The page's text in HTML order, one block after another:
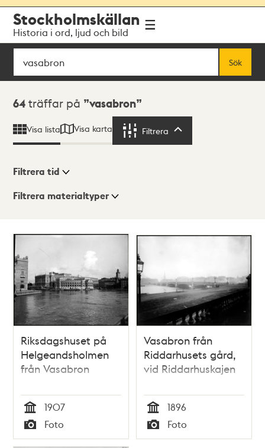
navigationen
huvudinnehållet
Stockholmskällan
Historia i ord, ljud och bild
Sök
Sök
Sökresultat
64 träffar på vasabron
Visa lista Visa karta Filtrera
Visningsläge
Filtrera tid
Filtrera materialtyper
träffar
Riksdagshuset på
Helgeandsholmen
från Vasabron
Tid
1907
Typ
Foto
Vasabron från
Riddarhusets gård,
vid Riddarhuskajen
Tid
1896
Typ
Foto